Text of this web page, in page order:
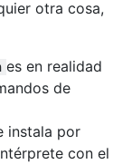
otra cosa,
es en realidad
de
instala por
con el